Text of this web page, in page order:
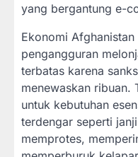
yang bergantung e-
Ekonomi
pengangguran
terbatas karena
menewaskan ribuan.
untuk kebutuhan
terdengar seperti
memprotes,